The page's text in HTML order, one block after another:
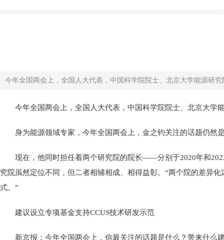
今年全国两会上，全国人大代表，中国科学院院士、北京大学能源研
今年全国两会上，全国人大代表，中国科学院院士、北京大学
身为能源领域专家，今年全国两会上，金之钧关注的话题仍然
现在，他同时担任着两个研究院的院长——分别于2020年和
究院虽然定位不同，但二者相辅相成、相得益彰。“两个院的差异
式。”
建议设立专项基金支持CCUS技术研发示范
新京报：今年全国两会上，你最关注的话题是什么？带来什么